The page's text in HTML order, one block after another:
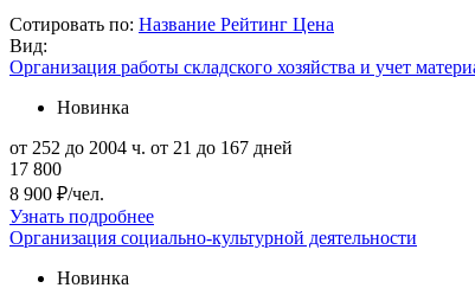
Сотировать по: Название Рейтинг Цена
Вид:
Организация работы складского хозяйства и учет
Новинка
от 252 до 2004 ч. от 21 до 167 дней
17 800
8 900 ₽/чел.
Узнать подробнее
Организация социально-культурной деятельности
Новинка